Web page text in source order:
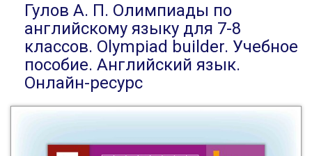
Гулов А. П. Олимпиады по
английскому языку для 7-8
классов. Olympiad builder. Учебное
пособие. Английский язык.
Онлайн-ресурс